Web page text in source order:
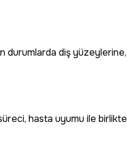
durumlarda diş
hasta uyumu ile